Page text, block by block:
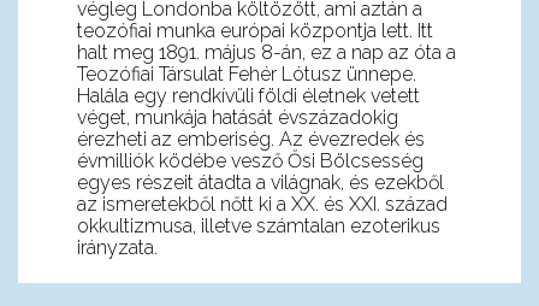
végleg Londonba költözött, ami aztán a
teozófiai munka európai központja lett. Itt
halt meg 1891. május 8-án, ez a nap az óta a
Teozófiai Társulat Fehér Lótusz ünnepe.
Halála egy rendkívüli földi életnek vetett
véget, munkája hatását évszázadokig
érezheti az emberiség. Az évezredek és
évmilliók ködébe vesző Ősi Bölcsesség
egyes részeit átadta a világnak, és ezekből
az ismeretekből nőtt ki a XX. és XXI. század
okkultizmusa, illetve számtalan ezoterikus
irányzata.